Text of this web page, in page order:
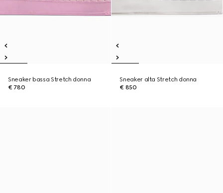
Sneaker bassa Stretch donna
€ 780
Sneaker alta Stretch donna
€ 850